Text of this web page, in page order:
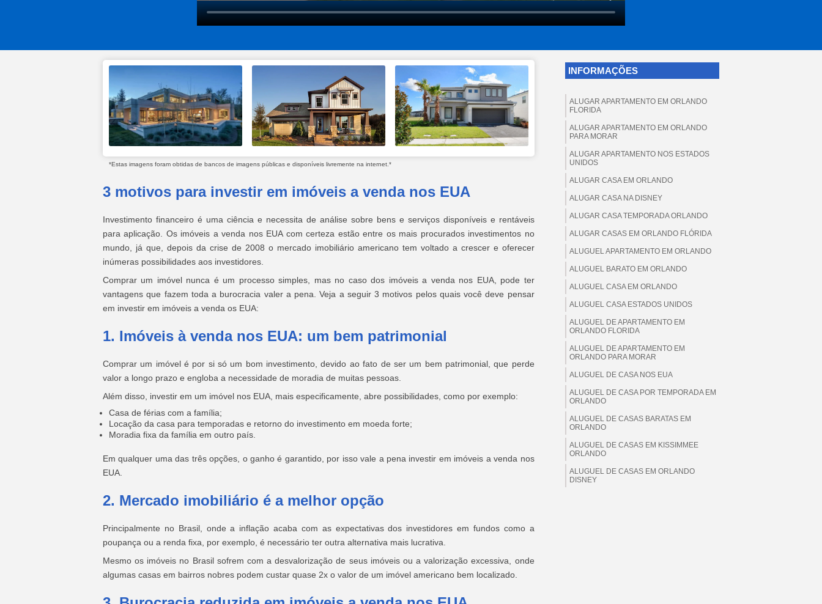
*Estas imagens foram obtidas de bancos de imagens públicas e disponíveis livremente na internet.*
3 motivos para investir em imóveis a venda nos EUA
Investimento financeiro é uma ciência e necessita de análise sobre bens e serviços disponíveis e rentáveis
para aplicação. Os imóveis a venda nos EUA com certeza estão entre os mais procurados investimentos no
mundo, já que, depois da crise de 2008 o mercado imobiliário americano tem voltado a crescer e oferecer
inúmeras possibilidades aos investidores.
Comprar um imóvel nunca é um processo simples, mas no caso dos imóveis a venda nos EUA, pode ter
vantagens que fazem toda a burocracia valer a pena. Veja a seguir 3 motivos pelos quais você deve pensar
em investir em imóveis a venda os EUA:
1. Imóveis à venda nos EUA: um bem patrimonial
Comprar um imóvel é por si só um bom investimento, devido ao fato de ser um bem patrimonial, que perde
valor a longo prazo e engloba a necessidade de moradia de muitas pessoas.
Além disso, investir em um imóvel nos EUA, mais especificamente, abre possibilidades, como por exemplo:
Casa de férias com a família;
Locação da casa para temporadas e retorno do investimento em moeda forte;
Moradia fixa da família em outro país.
Em qualquer uma das três opções, o ganho é garantido, por isso vale a pena investir em imóveis a venda nos
EUA.
2. Mercado imobiliário é a melhor opção
Principalmente no Brasil, onde a inflação acaba com as expectativas dos investidores em fundos como a
poupança ou a renda fixa, por exemplo, é necessário ter outra alternativa mais lucrativa.
Mesmo os imóveis no Brasil sofrem com a desvalorização de seus imóveis ou a valorização excessiva, onde
algumas casas em bairros nobres podem custar quase 2x o valor de um imóvel americano bem localizado.
INFORMAÇÕES
ALUGAR APARTAMENTO EM ORLANDO
FLORIDA
ALUGAR APARTAMENTO EM ORLANDO
PARA MORAR
ALUGAR APARTAMENTO NOS ESTADOS
UNIDOS
ALUGAR CASA EM ORLANDO
ALUGAR CASA NA DISNEY
ALUGAR CASA TEMPORADA ORLANDO
ALUGAR CASAS EM ORLANDO FLÓRIDA
ALUGUEL APARTAMENTO EM ORLANDO
ALUGUEL BARATO EM ORLANDO
ALUGUEL CASA EM ORLANDO
ALUGUEL CASA ESTADOS UNIDOS
ALUGUEL DE APARTAMENTO EM
ORLANDO FLORIDA
ALUGUEL DE APARTAMENTO EM
ORLANDO PARA MORAR
ALUGUEL DE CASA NOS EUA
ALUGUEL DE CASA POR TEMPORADA EM
ORLANDO
ALUGUEL DE CASAS BARATAS EM
ORLANDO
ALUGUEL DE CASAS EM KISSIMMEE
ORLANDO
ALUGUEL DE CASAS EM ORLANDO
DISNEY